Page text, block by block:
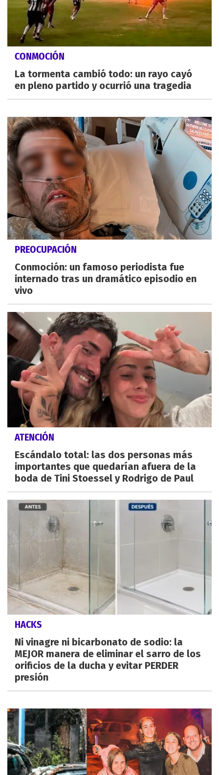
CONMOCIÓN
La tormenta cambió todo: un rayo cayó
en pleno partido y ocurrió una tragedia
PREOCUPACIÓN
Conmoción: un famoso periodista fue
internado tras un dramático episodio en
vivo
ATENCIÓN
Escándalo total: las dos personas más
importantes que quedarían afuera de la
boda de Tini Stoessel y Rodrigo de Paul
HACKS
Ni vinagre ni bicarbonato de sodio: la
MEJOR manera de eliminar el sarro de los
orificios de la ducha y evitar PERDER
presión